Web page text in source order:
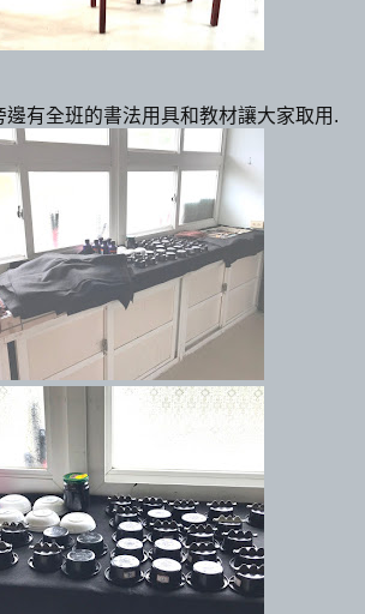
邊有全班的書法用具和教材讓大家取用.